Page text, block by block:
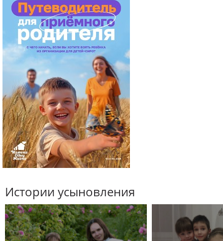
Истории усыновления